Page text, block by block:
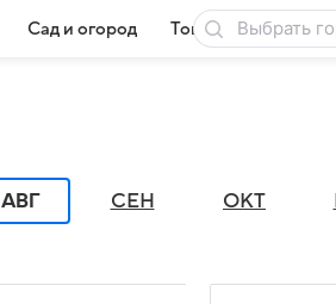
Сад и огород Товары для дачи
АВГ СЕН ОКТ